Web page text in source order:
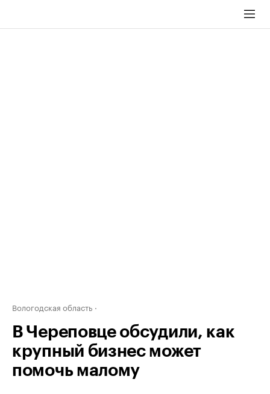
Вологодская область
В Череповце обсудили, как
крупный бизнес может
помочь малому